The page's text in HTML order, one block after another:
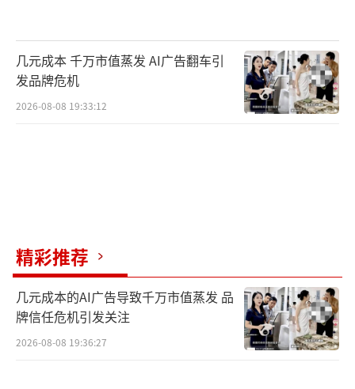
几元成本 千万市值蒸发 AI广告翻车引
发品牌危机
2026-08-08 19:33:12
精彩推荐
几元成本的AI广告导致千万市值蒸发 品
牌信任危机引发关注
2026-08-08 19:36:27